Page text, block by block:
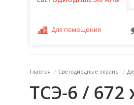
Для помещения
Главная / Светодиодные экраны /
ТСЭ-6 / 672